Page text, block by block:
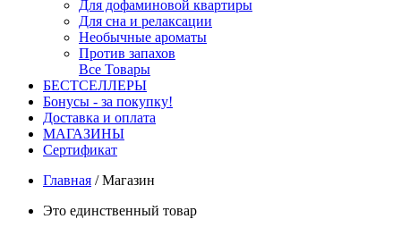
Для дофаминовой квартиры
Для сна и релаксации
Необычные ароматы
Против запахов
Все Товары
БЕСТСЕЛЛЕРЫ
Бонусы - за покупку!
Доставка и оплата
МАГАЗИНЫ
Cертификат
Главная /Магазин
Это единственный товар